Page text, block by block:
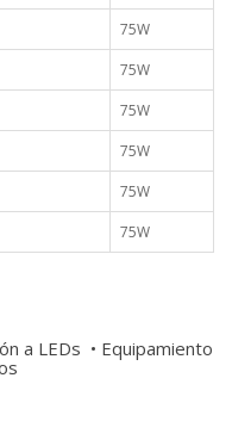
75W
75W
75W
75W
75W
75W
a LEDs • Equipamiento